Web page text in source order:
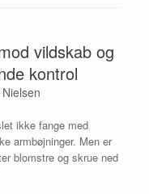
vildskab og
kontrol
ikke fange med
armbøjninger. Men er
blomstre og skrue ned